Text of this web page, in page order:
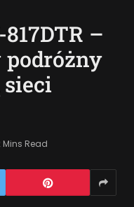
–
podróżny
sieci
Mins Read